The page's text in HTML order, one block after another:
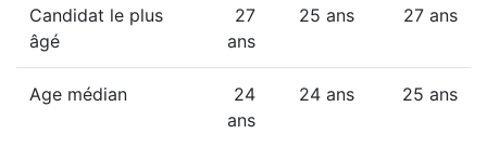
Candidat le plus
âgé
27
ans
25 ans 27 ans
Age médian
24
ans
24 ans 25 ans